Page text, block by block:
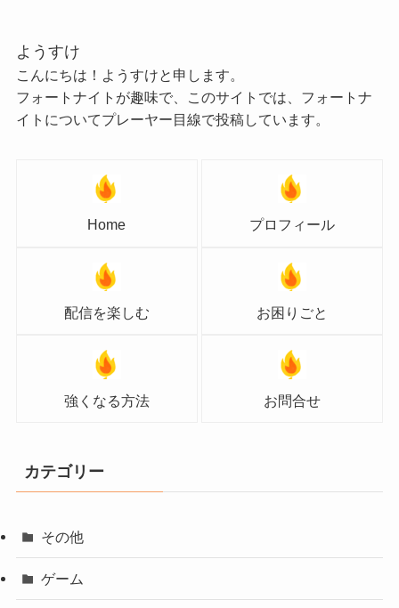
ようすけ
こんにちは！ようすけと申します。
フォートナイトが趣味で、このサイトでは、フォートナ
イトについてプレーヤー目線で投稿しています。
Home プロフィール
配信を楽しむ お困りごと
強くなる方法 お問合せ
カテゴリー
その他
ゲーム